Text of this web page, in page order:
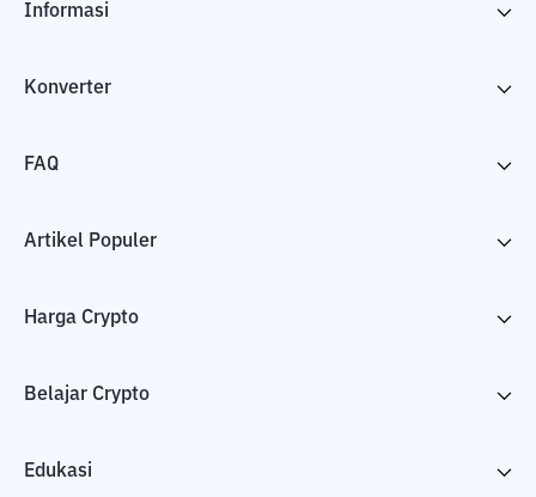
Informasi
Konverter
FAQ
Artikel Populer
Harga Crypto
Belajar Crypto
Edukasi